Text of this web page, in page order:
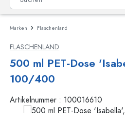
Marken Flaschenland
FLASCHENLAND
500 ml PET-Dose
100/400
Artikelnummer : 100016610